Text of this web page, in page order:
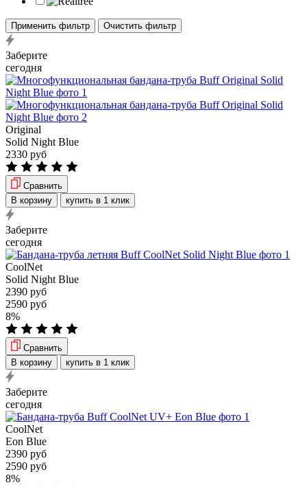
Применить фильтр Очистить фильтр
Заберите
сегодня
Original
Solid Night Blue
2330 руб
Сравнить
В корзину
купить в 1 клик
Заберите
сегодня
CoolNet
Solid Night Blue
2390 руб
2590 руб
8%
Сравнить
В корзину
купить в 1 клик
Заберите
сегодня
CoolNet
Eon Blue
2390 руб
2590 руб
8%